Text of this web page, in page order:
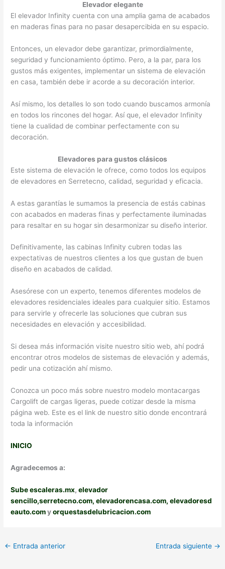
Elevador elegante
El elevador Infinity cuenta con una amplia gama de acabados
en maderas finas para no pasar desapercibida en su espacio.
Entonces, un elevador debe garantizar, primordialmente,
seguridad y funcionamiento óptimo. Pero, a la par, para los
gustos más exigentes, implementar un sistema de elevación
en casa, también debe ir acorde a su decoración interior.
Así mismo, los detalles lo son todo cuando buscamos armonía
en todos los rincones del hogar. Así que, el elevador Infinity
tiene la cualidad de combinar perfectamente con su
decoración.
Elevadores para gustos clásicos
Este sistema de elevación le ofrece, como todos los equipos
de elevadores en Serretecno, calidad, seguridad y eficacia.
A estas garantías le sumamos la presencia de estás cabinas
con acabados en maderas finas y perfectamente iluminadas
para resaltar en su hogar sin desarmonizar su diseño interior.
Definitivamente, las cabinas Infinity cubren todas las
expectativas de nuestros clientes a los que gustan de buen
diseño en acabados de calidad.
Asesórese con un experto, tenemos diferentes modelos de
elevadores residenciales ideales para cualquier sitio. Estamos
para servirle y ofrecerle las soluciones que cubran sus
necesidades en elevación y accesibilidad.
Si desea más información visite nuestro sitio web, ahí podrá
encontrar otros modelos de sistemas de elevación y además,
pedir una cotización ahí mismo.
Conozca un poco más sobre nuestro modelo montacargas
Cargolift de cargas ligeras, puede cotizar desde la misma
página web. Este es el link de nuestro sitio donde encontrará
toda la información
INICIO
Agradecemos a:
Sube escaleras.mx,elevador
sencillo,serretecno.com, elevadorencasa.com, elevadoresd
eauto.comyorquestasdelubricacion.com
← Entrada anterior Entrada siguiente →